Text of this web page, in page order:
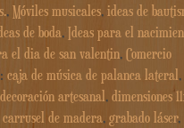
, Móviles musicales, ideas de
de boda, Ideas para el
el dia de san valentin, Comercio
caja de música de palanca lateral,
decoración artesanal, dimensiones
carrusel de madera, grabado láser,